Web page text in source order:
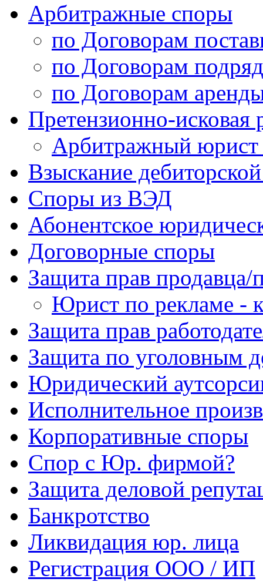
Арбитражные споры
по Договорам
по Договорам
по Договорам
Претензионно-исковая
Арбитражный юрист
Взыскание
Споры из ВЭД
Абонентское
Договорные споры
Защита прав продавца/
Юрист по рекламе -
Защита прав
Защита по уголовным
Юридический
Исполнительное
Корпоративные споры
Спор с Юр. фирмой?
Защита деловой
Банкротство
Ликвидация юр. лица
Регистрация ООО / ИП